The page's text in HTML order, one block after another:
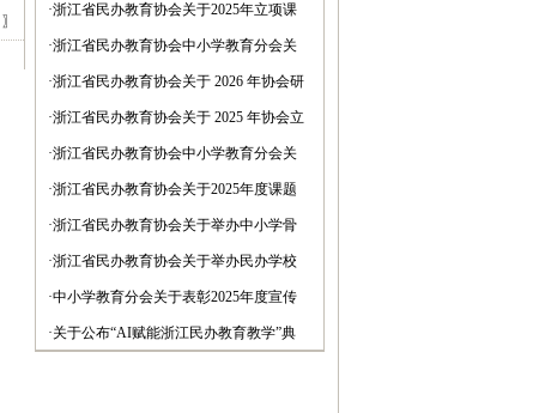
〗
·浙江省民办教育协会关于2025年立项课
题结题鉴定结果公布(图)
·浙江省民办教育协会中小学教育分会关
于召开会长会议的通知(图)
·浙江省民办教育协会关于 2026 年协会研
究课题立项的通知(图)
·浙江省民办教育协会关于 2025 年协会立
项课题优秀成果评审结果公示的通知(图)
·浙江省民办教育协会中小学教育分会关
于召开第十四次宣传工作会议的通知(图)
·浙江省民办教育协会关于2025年度课题
结题、优秀成果评选和2026年度课题申报
的通知
·浙江省民办教育协会关于举办中小学骨
干教师AI教育教学专题培训的通知(图)
·浙江省民办教育协会关于举办民办学校
特色办学经验交流会暨案例汇编征集的通
知(图)
·中小学教育分会关于表彰2025年度宣传
工作先进学校优秀通讯员的通知(图)
·关于公布“AI赋能浙江民办教育教学”典